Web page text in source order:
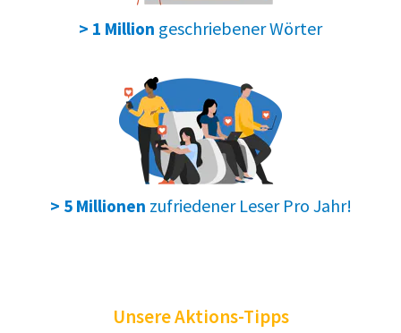
> 1 Million geschriebener Wörter
> 5 Millionen zufriedener Leser Pro Jahr!
Unsere Aktions-Tipps